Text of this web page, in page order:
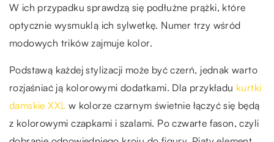
W ich przypadku sprawdzą się podłużne prążki, które
optycznie wysmuklą ich sylwetkę. Numer trzy wśród
modowych trików zajmuje kolor.
Podstawą każdej stylizacji może być czerń, jednak warto
rozjaśniać ją kolorowymi dodatkami. Dla przykładu kurtki
damskie XXL w kolorze czarnym świetnie łączyć się będą
z kolorowymi czapkami i szalami. Po czwarte fason, czyli